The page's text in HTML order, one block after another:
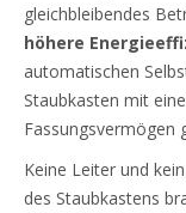
gleichbleibendes
höhere
automatischen
Staubkasten mit
Fassungsvermögen
Keine Leiter und
des Staubkastens